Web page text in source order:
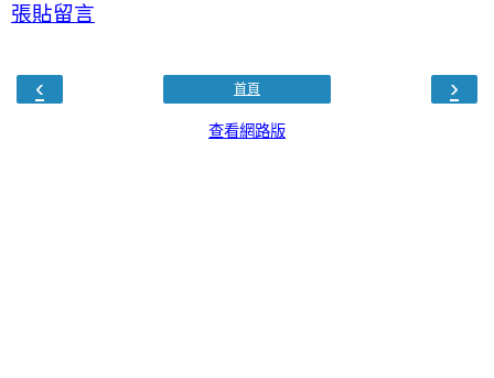
張貼留言
‹ ›
首頁
查看網路版